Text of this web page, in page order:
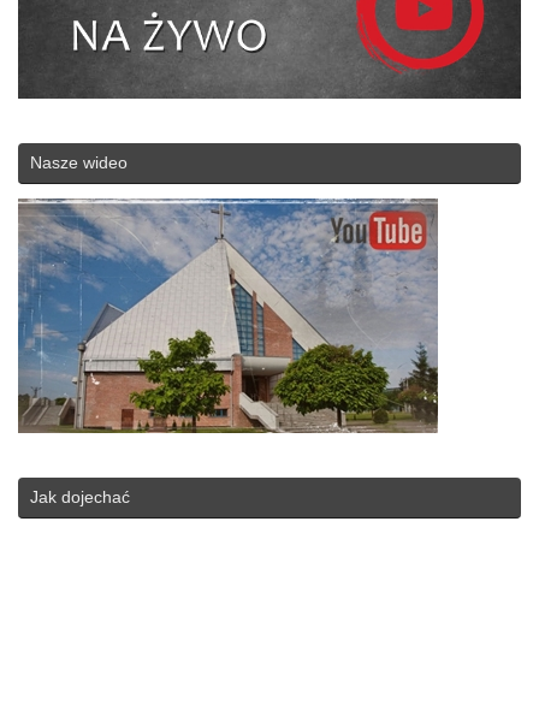
Nasze wideo
Jak dojechać